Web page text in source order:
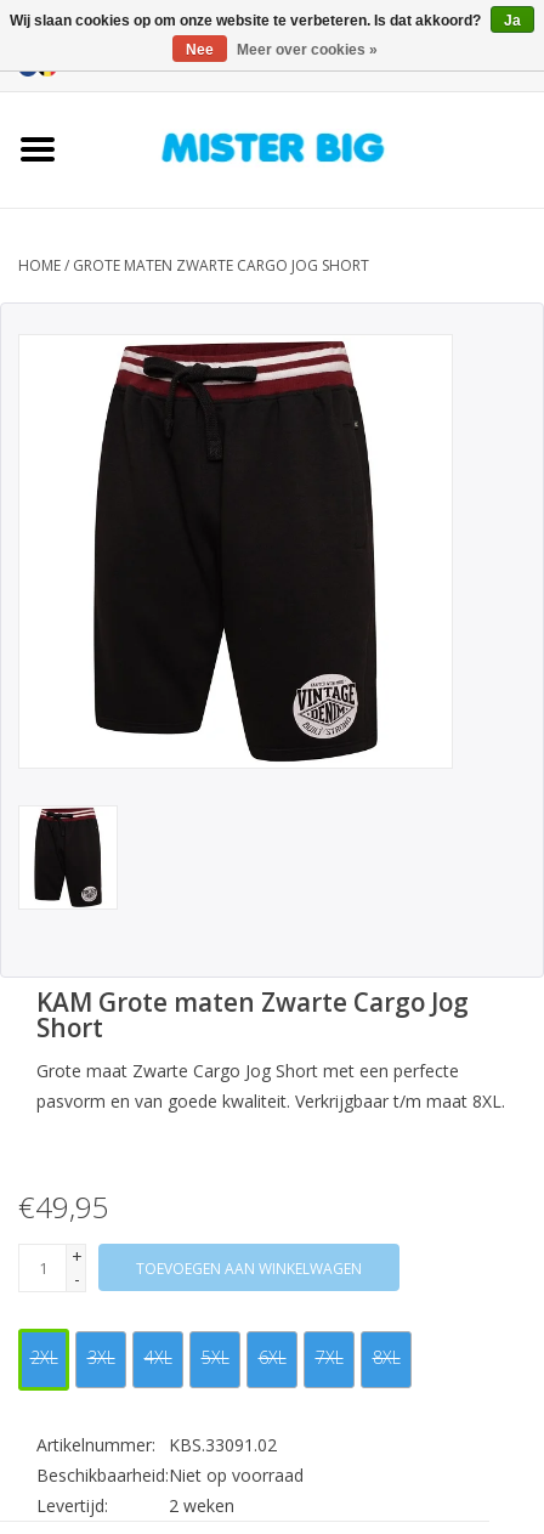
Onze Winkel
HOME/ GROTE MATEN ZWARTE CARGO JOG SHORT
KAM Grote maten Zwarte Cargo Jog
Short
Grote maat Zwarte Cargo Jog Short met een perfecte
pasvorm en van goede kwaliteit. Verkrijgbaar t/m maat 8XL.
€49,95
+
-
TOEVOEGEN AAN WINKELWAGEN
2XL 3XL 4XL 5XL 6XL 7XL 8XL
Artikelnummer:
KBS.33091.02
Beschikbaarheid:Niet op voorraad
Levertijd:
2 weken
Wij slaan cookies op om onze website te verbeteren. Is dat akkoord?
Ja
Nee
Meer over cookies »